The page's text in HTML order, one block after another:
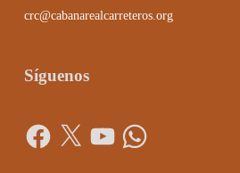
crc@cabanarealcarreteros.org
Síguenos
Facebook
X YouTubeWhatsApp